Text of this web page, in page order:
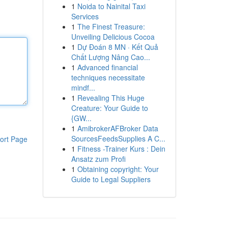
Page
1 Noida to Nainital Taxi
Services
1 The Finest Treasure:
Unveiling Delicious Cocoa
1 Dự Đoán 8 MN · Kết Quả
Chất Lượng Nâng Cao...
1 Advanced financial
techniques necessitate
mindf...
1 Revealing This Huge
Creature: Your Guide to
{GW...
1 AmibrokerAFBroker Data
SourcesFeedsSupplies A C...
1 Fitness -Trainer Kurs : Dein
Ansatz zum Profi
1 Obtaining copyright: Your
Guide to Legal Suppliers